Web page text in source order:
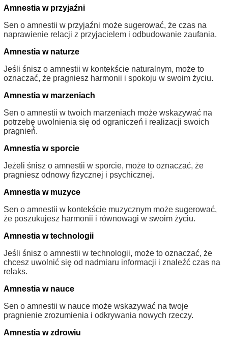
Amnestia w przyjaźni
Sen o amnestii w przyjaźni może sugerować, że czas na
naprawienie relacji z przyjacielem i odbudowanie zaufania.
Amnestia w naturze
Jeśli śnisz o amnestii w kontekście naturalnym, może to
oznaczać, że pragniesz harmonii i spokoju w swoim życiu.
Amnestia w marzeniach
Sen o amnestii w twoich marzeniach może wskazywać na
potrzebę uwolnienia się od ograniczeń i realizacji swoich
pragnień.
Amnestia w sporcie
Jeżeli śnisz o amnestii w sporcie, może to oznaczać, że
pragniesz odnowy fizycznej i psychicznej.
Amnestia w muzyce
Sen o amnestii w kontekście muzycznym może sugerować,
że poszukujesz harmonii i równowagi w swoim życiu.
Amnestia w technologii
Jeśli śnisz o amnestii w technologii, może to oznaczać, że
chcesz uwolnić się od nadmiaru informacji i znaleźć czas na
relaks.
Amnestia w nauce
Sen o amnestii w nauce może wskazywać na twoje
pragnienie zrozumienia i odkrywania nowych rzeczy.
Amnestia w zdrowiu